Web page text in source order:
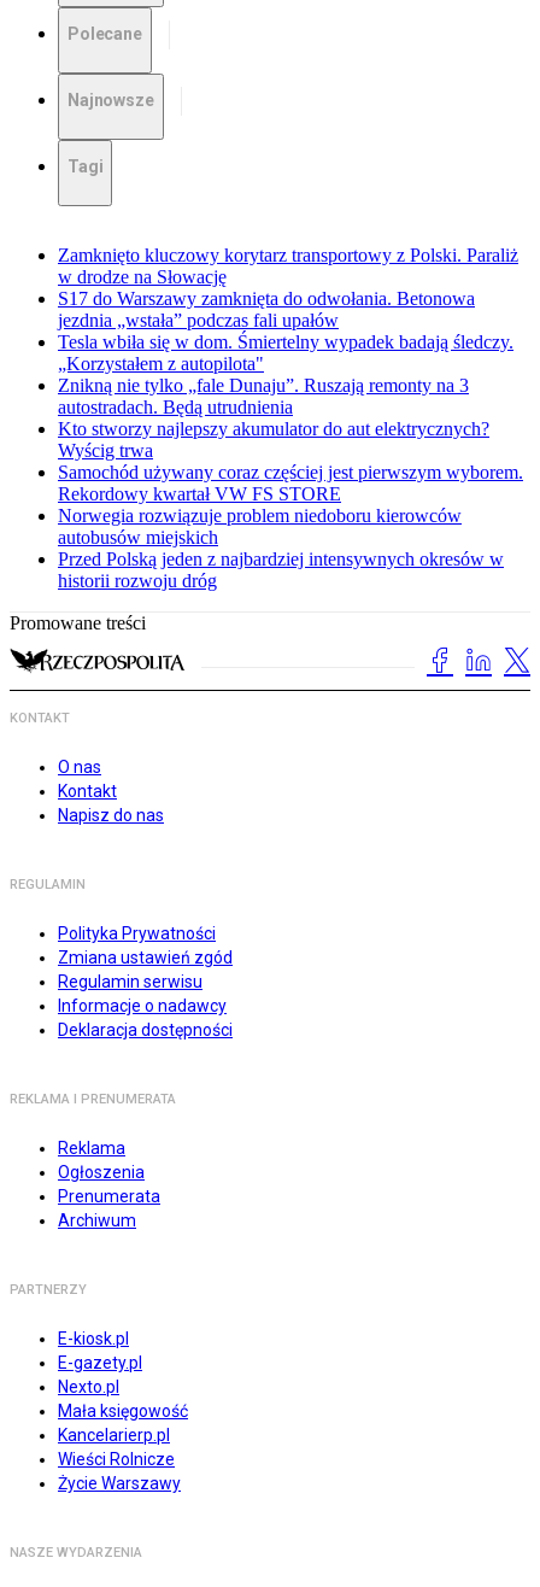
Polecane
Najnowsze
Tagi
Zamknięto kluczowy korytarz transportowy z Polski. Paraliż
w drodze na Słowację
S17 do Warszawy zamknięta do odwołania. Betonowa
jezdnia „wstała” podczas fali upałów
Tesla wbiła się w dom. Śmiertelny wypadek badają śledczy.
„Korzystałem z autopilota"
Znikną nie tylko „fale Dunaju”. Ruszają remonty na 3
autostradach. Będą utrudnienia
Kto stworzy najlepszy akumulator do aut elektrycznych?
Wyścig trwa
Samochód używany coraz częściej jest pierwszym wyborem.
Rekordowy kwartał VW FS STORE
Norwegia rozwiązuje problem niedoboru kierowców
autobusów miejskich
Przed Polską jeden z najbardziej intensywnych okresów w
historii rozwoju dróg
Promowane treści
KONTAKT
O nas
Kontakt
Napisz do nas
REGULAMIN
Polityka Prywatności
Zmiana ustawień zgód
Regulamin serwisu
Informacje o nadawcy
Deklaracja dostępności
REKLAMA I PRENUMERATA
Reklama
Ogłoszenia
Prenumerata
Archiwum
PARTNERZY
E-kiosk.pl
E-gazety.pl
Nexto.pl
Mała księgowość
Kancelarierp.pl
Wieści Rolnicze
Życie Warszawy
NASZE WYDARZENIA